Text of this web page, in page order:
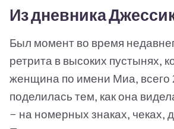
Из дневника
Был момент во время
ретрита в высоких пустынях,
женщина по имени Миа, всего
поделилась тем, как она
— на номерных знаках, чеках,